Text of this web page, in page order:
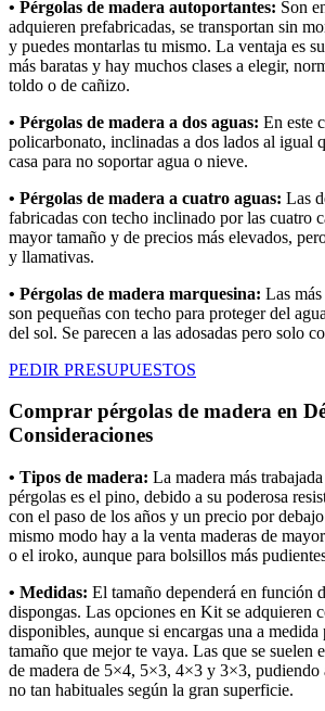
• Pérgolas de madera autoportantes: Son
adquieren prefabricadas, se transportan sin
y puedes montarlas tu mismo. La ventaja es
más baratas y hay muchos clases a elegir,
toldo o de cañizo.
• Pérgolas de madera a dos aguas: En este
policarbonato, inclinadas a dos lados al igual
casa para no soportar agua o nieve.
• Pérgolas de madera a cuatro aguas: Las
fabricadas con techo inclinado por las cuatro
mayor tamaño y de precios más elevados,
y llamativas.
• Pérgolas de madera marquesina: Las
son pequeñas con techo para proteger del
del sol. Se parecen a las adosadas pero solo
PEDIR PRESUPUESTOS
Comprar pérgolas de madera en
Consideraciones
• Tipos de madera: La madera más
pérgolas es el pino, debido a su poderosa
con el paso de los años y un precio por
mismo modo hay a la venta maderas de
o el iroko, aunque para bolsillos más
• Medidas: El tamaño dependerá en función
dispongas. Las opciones en Kit se adquieren
disponibles, aunque si encargas una a medida
tamaño que mejor te vaya. Las que se suelen
de madera de 5×4, 5×3, 4×3 y 3×3, pudiendo
no tan habituales según la gran superficie.